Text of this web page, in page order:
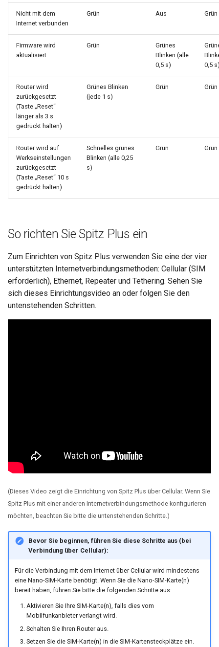
Nicht mit dem
Internet verbunden
Grün Aus Grün
Firmware wird
aktualisiert
Grün
Grünes
Blinken (alle
0,5 s)
0,5
Router wird
zurückgesetzt
(Taste „Reset“
länger als 3 s
gedrückt halten)
Grünes Blinken
(jede 1 s)
Grün Grün
Router wird auf
Werkseinstellungen
zurückgesetzt
(Taste „Reset“ 10 s
gedrückt halten)
Schnelles grünes
Blinken (alle 0,25
s)
Grün Grün
So richten Sie Spitz Plus ein
Zum Einrichten von Spitz Plus verwenden Sie eine der vier
unterstützten Internetverbindungsmethoden: Cellular (SIM
erforderlich), Ethernet, Repeater und Tethering. Sehen Sie
sich dieses Einrichtungsvideo an oder folgen Sie den
untenstehenden Schritten.
(Dieses Video zeigt die Einrichtung von Spitz Plus über Cellular. Wenn Sie
Spitz Plus mit einer anderen Internetverbindungsmethode konfigurieren
möchten, beachten Sie bitte die untenstehenden Schritte.)
Bevor Sie beginnen, führen Sie diese Schritte aus (bei
Verbindung über Cellular):
Für die Verbindung mit dem Internet über Cellular wird mindestens
eine Nano-SIM-Karte benötigt. Wenn Sie die Nano-SIM-Karte(n)
bereit haben, führen Sie bitte die folgenden Schritte aus:
Aktivieren Sie Ihre SIM-Karte(n), falls dies vom
Mobilfunkanbieter verlangt wird.
Schalten Sie Ihren Router aus.
Setzen Sie die SIM-Karte(n) in die SIM-Kartensteckplätze ein.